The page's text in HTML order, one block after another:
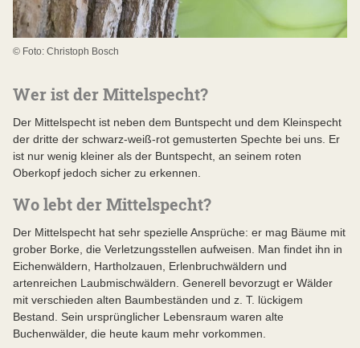
© Foto: Christoph Bosch
Wer ist der Mittelspecht?
Der Mittelspecht ist neben dem Buntspecht und dem Kleinspecht
der dritte der schwarz-weiß-rot gemusterten Spechte bei uns. Er
ist nur wenig kleiner als der Buntspecht, an seinem roten
Oberkopf jedoch sicher zu erkennen.
Wo lebt der Mittelspecht?
Der Mittelspecht hat sehr spezielle Ansprüche: er mag Bäume mit
grober Borke, die Verletzungsstellen aufweisen. Man findet ihn in
Eichenwäldern, Hartholzauen, Erlenbruchwäldern und
artenreichen Laubmischwäldern. Generell bevorzugt er Wälder
mit verschieden alten Baumbeständen und z. T. lückigem
Bestand. Sein ursprünglicher Lebensraum waren alte
Buchenwälder, die heute kaum mehr vorkommen.